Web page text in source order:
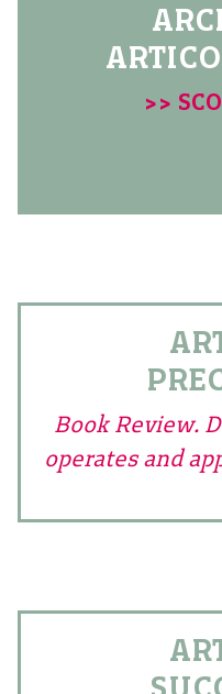
>>
Book Review.
operates and